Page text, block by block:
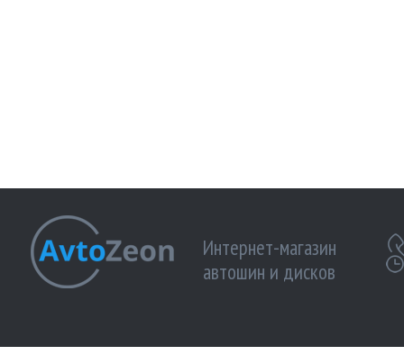
Интернет-магазин
автошин и дисков